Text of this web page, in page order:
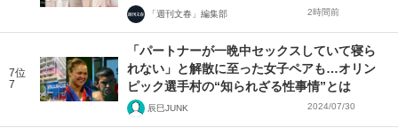
「週刊文春」編集部 2時間前
7位
7
「パートナーが一晩中セックスしていて寝ら
れない」と解散に至った女子ペアも…オリン
ピック選手村の“知られざる性事情”とは
辰巳JUNK 2024/07/30